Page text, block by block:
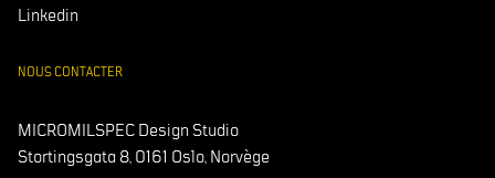
Linkedin
NOUS CONTACTER
MICROMILSPEC Design Studio
Stortingsgata 8, 0161 Oslo, Norvège